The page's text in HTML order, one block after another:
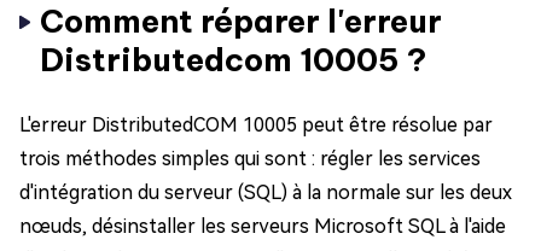
Comment réparer l'erreur
Distributedcom 10005 ?
L'erreur DistributedCOM 10005 peut être résolue par
trois méthodes simples qui sont : régler les services
d'intégration du serveur (SQL) à la normale sur les deux
nœuds, désinstaller les serveurs Microsoft SQL à l'aide